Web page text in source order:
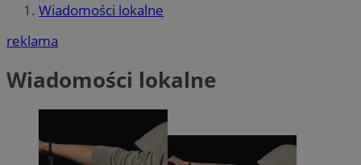
Wiadomości lokalne
reklama
Wiadomości lokalne